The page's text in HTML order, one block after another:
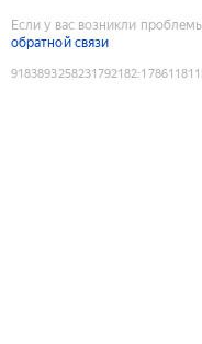
Если у вас возникли
обратной связи
9183893258231792182: